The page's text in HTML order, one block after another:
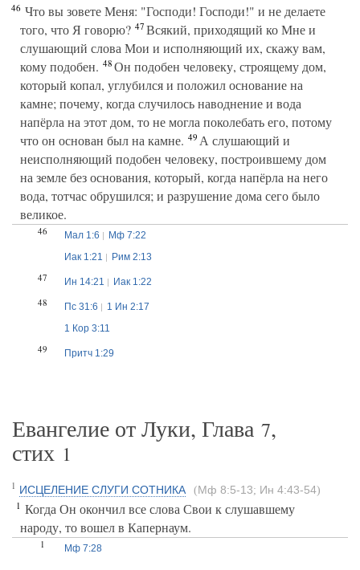
46 Что вы зовете Меня: "Господи! Господи!" и не делаете
того, что Я говорю? 47Всякий, приходящий ко Мне и
слушающий слова Мои и исполняющий их, скажу вам,
кому подобен. 48Он подобен человеку, строящему дом,
который копал, углубился и положил основание на
камне; почему, когда случилось наводнение и вода
напёрла на этот дом, то не могла поколебать его, потому
что он основан был на камне. 49А слушающий и
неисполняющий подобен человеку, построившему дом
на земле без основания, который, когда напёрла на него
вода, тотчас обрушился; и разрушение дома сего было
великое.
46 Мал 1:6
Мф 7:22
Иак 1:21
Рим 2:13
47 Ин 14:21 Иак 1:22
48 Пс 31:6
1 Ин 2:17
1 Кор 3:11
49 Притч 1:29
Евангелие от Луки, Глава 7,
стих 1
1 ИСЦЕЛЕНИЕ СЛУГИ СОТНИКА (Мф 8:5-13; Ин 4:43-54)
1 Когда Он окончил все слова Свои к слушавшему
народу, то вошел в Капернаум.
1 Мф 7:28